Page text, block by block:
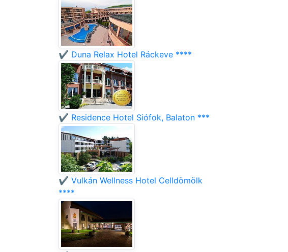
✔️ Duna Relax Hotel Ráckeve ****
✔️ Residence Hotel Siófok, Balaton ***
✔️ Vulkán Wellness Hotel Celldömölk
****